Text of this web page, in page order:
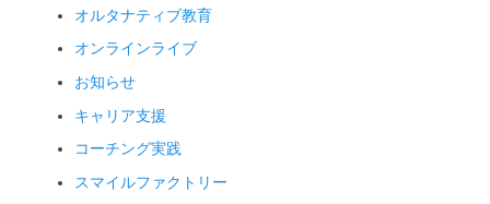
オルタナティブ教育
オンラインライブ
お知らせ
キャリア支援
コーチング実践
スマイルファクトリー